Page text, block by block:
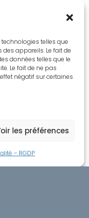
telles que
appareils. Le fait de
données telles que le
Le fait de ne pas
négatif sur certaines
les préférences
– RGDP